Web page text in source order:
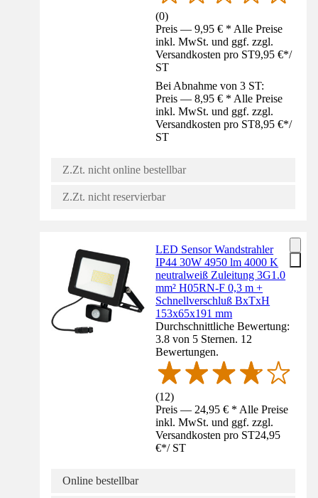
(0)
Preis — 9,95 € * Alle Preise
inkl. MwSt. und ggf. zzgl.
Versandkosten pro ST9,95 €*/
ST
Bei Abnahme von 3 ST:
Preis — 8,95 € * Alle Preise
inkl. MwSt. und ggf. zzgl.
Versandkosten pro ST8,95 €*/
ST
Z.Zt. nicht online bestellbar
Z.Zt. nicht reservierbar
LED Sensor Wandstrahler
IP44 30W 4950 lm 4000 K
neutralweiß Zuleitung 3G1.0
mm² H05RN-F 0,3 m +
Schnellverschluß BxTxH
153x65x191 mm
Durchschnittliche Bewertung:
3.8 von 5 Sternen. 12
Bewertungen.
(12)
Preis — 24,95 € * Alle Preise
inkl. MwSt. und ggf. zzgl.
Versandkosten pro ST24,95
€*/ ST
Online bestellbar